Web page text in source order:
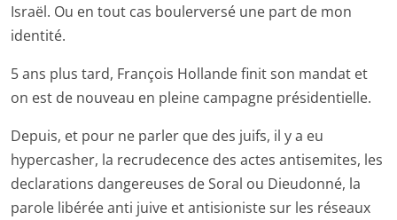
Israël. Ou en tout cas boulerversé une part de mon
identité.
5 ans plus tard, François Hollande finit son mandat et
on est de nouveau en pleine campagne présidentielle.
Depuis, et pour ne parler que des juifs, il y a eu
hypercasher, la recrudecence des actes antisemites, les
declarations dangereuses de Soral ou Dieudonné, la
parole libérée anti juive et antisioniste sur les réseaux